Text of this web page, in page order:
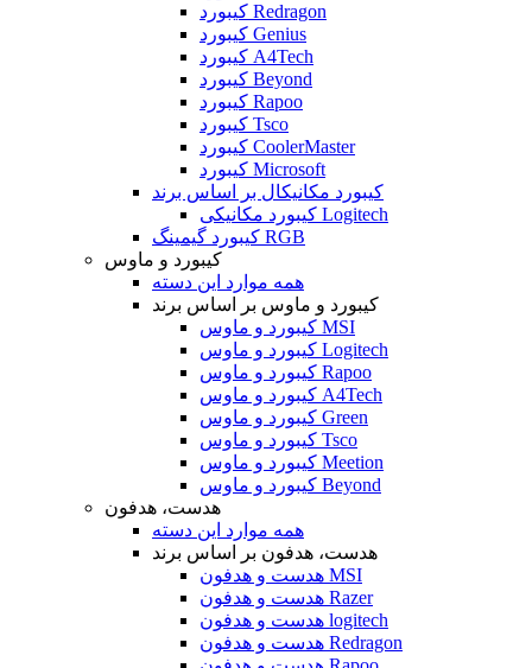
کیبورد Redragon
کیبورد Genius
کیبورد A4Tech
کیبورد Beyond
کیبورد Rapoo
کیبورد Tsco
کیبورد CoolerMaster
کیبورد Microsoft
کیبورد مکانیکال بر اساس برند
کیبورد مکانیکی Logitech
کیبورد گیمینگ RGB
کیبورد و ماوس
همه موارد این دسته
کیبورد و ماوس بر اساس برند
کیبورد و ماوس MSI
کیبورد و ماوس Logitech
کیبورد و ماوس Rapoo
کیبورد و ماوس A4Tech
کیبورد و ماوس Green
کیبورد و ماوس Tsco
کیبورد و ماوس Meetion
کیبورد و ماوس Beyond
هدست، هدفون
همه موارد این دسته
هدست، هدفون بر اساس برند
هدست و هدفون MSI
هدست و هدفون Razer
هدست و هدفون logitech
هدست و هدفون Redragon